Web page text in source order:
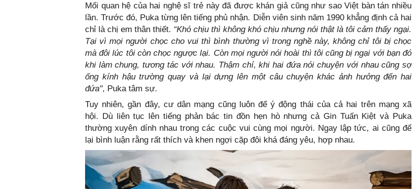
Mối quan hệ của hai nghệ sĩ trẻ này đã được khán giả cũng như sao Việt bàn tán nhiều
lần. Trước đó, Puka từng lên tiếng phủ nhận. Diễn viên sinh năm 1990 khẳng định cả hai
chỉ là chị em thân thiết. “Khó chịu thì không khó chịu nhưng nói thật là tôi cảm thấy ngại.
Tại vì mọi người chọc cho vui thì bình thường vì trong nghề này, không chỉ tôi bị chọc
mà đôi lúc tôi còn chọc ngược lại. Còn mọi người nói hoài thì tôi cũng bị ngại với bạn đó
khi làm chung, tương tác với nhau. Thậm chí, khi hai đứa nói chuyện với nhau cũng sợ
ống kính hậu trường quay và lại dựng lên một câu chuyện khác ảnh hưởng đến hai
đứa", Puka tâm sự.
Tuy nhiên, gần đây, cư dân mạng cũng luôn để ý động thái của cả hai trên mạng xã
hội. Dù liên tục lên tiếng phản bác tin đồn hẹn hò nhưng cả Gin Tuấn Kiệt và Puka
thường xuyên dính nhau trong các cuộc vui cùng mọi người. Ngay lập tức, ai cũng để
lại bình luận rằng rất thích và khen ngợi cặp đôi khá đáng yêu, hợp nhau.